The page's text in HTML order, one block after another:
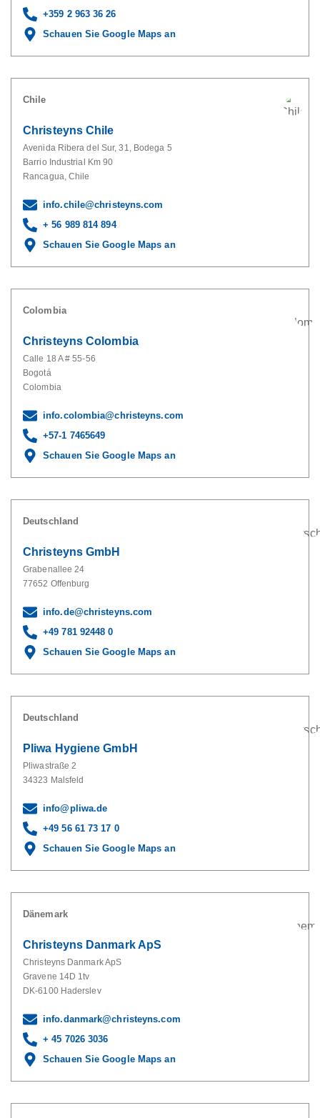
+359 2 963 36 26
Schauen Sie Google Maps an
Chile
Christeyns Chile
Avenida Ribera del Sur, 31, Bodega 5
Barrio Industrial Km 90
Rancagua, Chile
info.chile@christeyns.com
+ 56 989 814 894
Schauen Sie Google Maps an
Colombia
Christeyns Colombia
Calle 18 A # 55-56
Bogotá
Colombia
info.colombia@christeyns.com
+57-1 7465649
Schauen Sie Google Maps an
Deutschland
Christeyns GmbH
Grabenallee 24
77652 Offenburg
info.de@christeyns.com
+49 781 92448 0
Schauen Sie Google Maps an
Deutschland
Pliwa Hygiene GmbH
Pliwastraße 2
34323 Malsfeld
info@pliwa.de
+49 56 61 73 17 0
Schauen Sie Google Maps an
Dänemark
Christeyns Danmark ApS
Christeyns Danmark ApS
Gravene 14D 1tv
DK-6100 Haderslev
info.danmark@christeyns.com
+ 45 7026 3036
Schauen Sie Google Maps an